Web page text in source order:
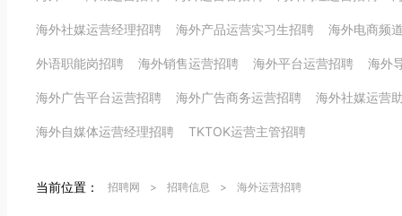
海外社媒运营经理招聘 海外产品运营实习生招聘 海外电商频
外语职能岗招聘 海外销售运营招聘 海外平台运营招聘 海外
海外广告平台运营招聘 海外广告商务运营招聘 海外社媒运营
海外自媒体运营经理招聘 TKTOK运营主管招聘
当前位置： 招聘网 > 招聘信息 > 海外运营招聘